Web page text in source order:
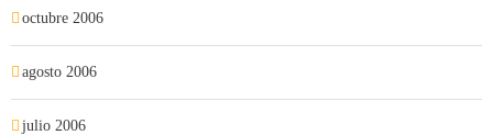
octubre 2006
agosto 2006
julio 2006